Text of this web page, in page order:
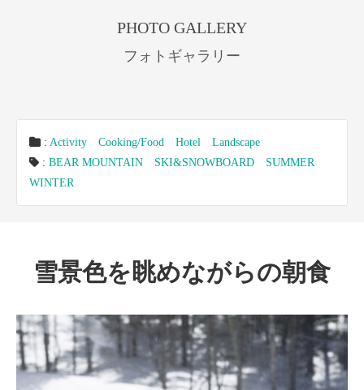
PHOTO GALLERY
フォトギャラリー
: Activity Cooking/Food Hotel
Landscape
: BEAR MOUNTAIN SKI&SNOWBOARD
SUMMER
WINTER
雪景色を眺めながらの朝食